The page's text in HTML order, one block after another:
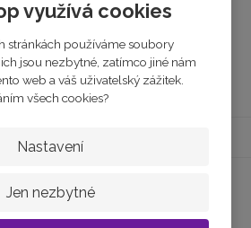
využívá cookies
stránkách používáme soubory
jsou nezbytné, zatímco jiné nám
web a váš uživatelský zážitek.
všech cookies?
Nastavení
Jen nezbytné
34 370 Kč
Koupit